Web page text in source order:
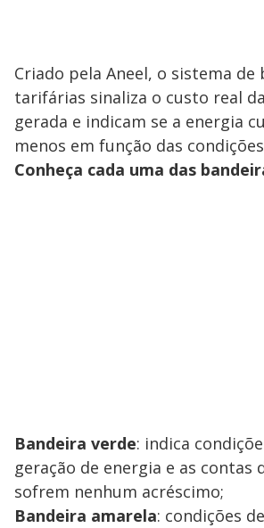
Criado pela Aneel, o sistema de
tarifárias sinaliza o custo real
gerada e indicam se a energia
menos em função das
Conheça cada uma das
Bandeira verde: indica
geração de energia e as contas
sofrem nenhum acréscimo;
Bandeira amarela: condições